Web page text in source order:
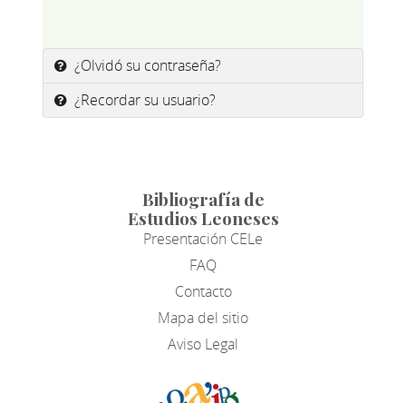
¿Olvidó su contraseña?
¿Recordar su usuario?
Bibliografía de
Estudios Leoneses
Presentación CELe
FAQ
Contacto
Mapa del sitio
Aviso Legal